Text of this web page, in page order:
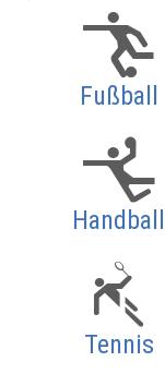
Fußball
Handball
Tennis